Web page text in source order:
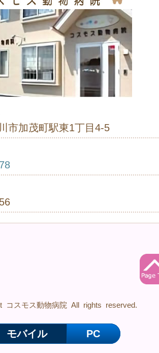
市加茂町駅東1丁目4-5
コスモス動物病院 All rights reserved.
モバイル PC